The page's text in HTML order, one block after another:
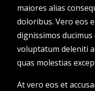
maiores alias
doloribus. Vero eos
dignissimos
voluptatum deleniti
quas molestias
At vero eos et